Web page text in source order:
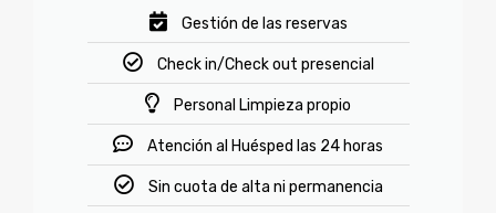
Gestión de las reservas
Check in/Check out presencial
Personal Limpieza propio
Atención al Huésped las 24 horas
Sin cuota de alta ni permanencia